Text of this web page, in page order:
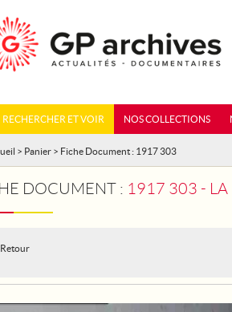
RECHERCHER ET VOIR NOS COLLECTIONS
> Panier > Fiche Document : 1917 303
DOCUMENT : 1917 303 - LA
Retour